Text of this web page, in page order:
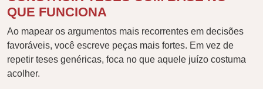
QUE FUNCIONA
Ao mapear os argumentos mais recorrentes em decisões
favoráveis, você escreve peças mais fortes. Em vez de
repetir teses genéricas, foca no que aquele juízo costuma
acolher.